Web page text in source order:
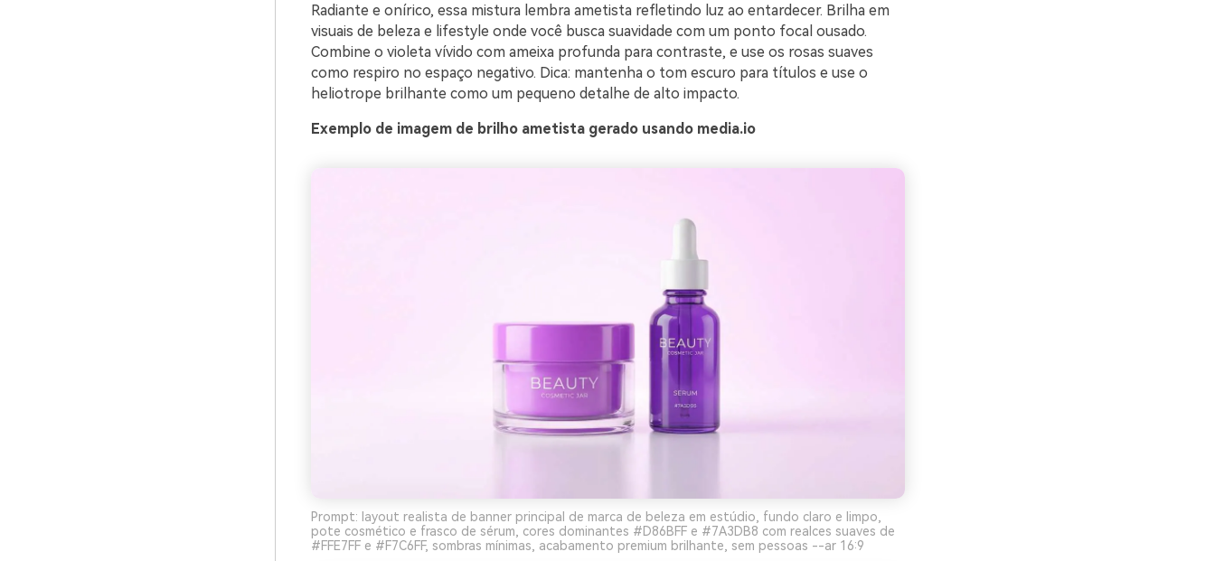
Radiante e onírico, essa mistura lembra ametista refletindo luz ao entardecer. Brilha em
visuais de beleza e lifestyle onde você busca suavidade com um ponto focal ousado.
Combine o violeta vívido com ameixa profunda para contraste, e use os rosas suaves
como respiro no espaço negativo. Dica: mantenha o tom escuro para títulos e use o
heliotrope brilhante como um pequeno detalhe de alto impacto.
Exemplo de imagem de brilho ametista gerado usando media.io
Prompt: layout realista de banner principal de marca de beleza em estúdio, fundo claro e limpo,
pote cosmético e frasco de sérum, cores dominantes #D86BFF e #7A3DB8 com realces suaves de
#FFE7FF e #F7C6FF, sombras mínimas, acabamento premium brilhante, sem pessoas --ar 16:9